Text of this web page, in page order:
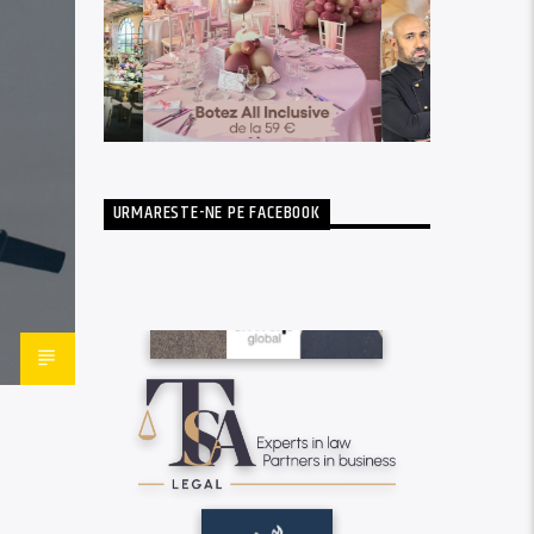
URMARESTE-NE PE FACEBOOK